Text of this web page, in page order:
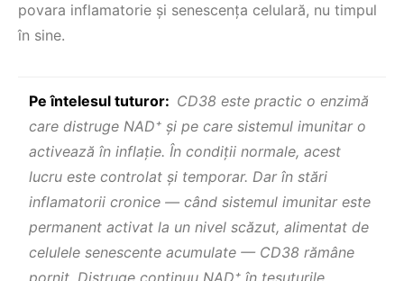
povara inflamatorie şi senescența celulară, nu timpul
în sine.
Pe întelesul tuturor: CD38 este practic o enzimă
care distruge NAD⁺ şi pe care sistemul imunitar o
activează în inflație. În condiții normale, acest
lucru este controlat şi temporar. Dar în stări
inflamatorii cronice — când sistemul imunitar este
permanent activat la un nivel scăzut, alimentat de
celulele senescente acumulate — CD38 rămâne
pornit. Distruge continuu NAD⁺ în țesuturile